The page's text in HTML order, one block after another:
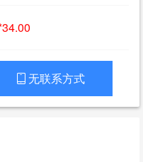
 无联系方式